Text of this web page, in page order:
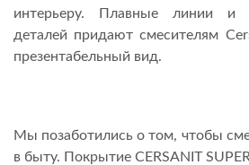
интерьеру. Плавные линии и
деталей придают смесителям
презентабельный вид.
Мы позаботились о том, чтобы
в быту. Покрытие CERSANIT